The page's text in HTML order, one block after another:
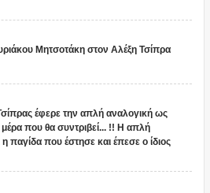
Μητσοτάκη στον Αλέξη Τσίπρα
έφερε την απλή αναλογική ως
που θα συντριβεί... !! Η απλή
η παγίδα που έστησε και έπεσε ο ίδιος